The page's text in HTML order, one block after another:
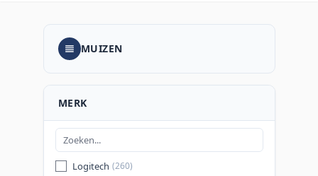
MUIZEN
MERK
Logitech (260)